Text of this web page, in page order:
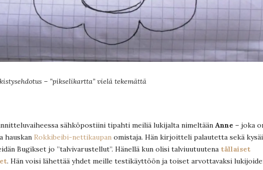
– ”pikselikartta” vielä tekemättä
sähköpostiini tipahti meiliä lukijalta nimeltään Anne – joka
hauskan Rokkibeibi-nettikaupan omistaja. Hän kirjoitteli palautetta sekä
Bugikset jo ”talvivarustellut”. Hänellä kun olisi talviuutuutena tällaiset
. Hän voisi lähettää yhdet meille testikäyttöön ja toiset arvottavaksi